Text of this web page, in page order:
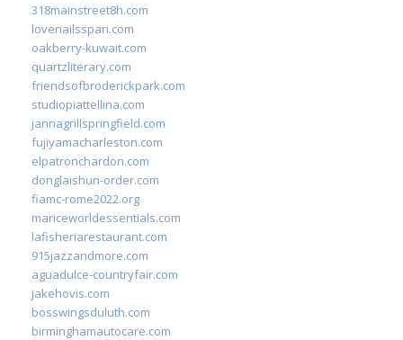
318mainstreet8h.com
lovenailsspari.com
oakberry-kuwait.com
quartzliterary.com
friendsofbroderickpark.com
studiopiattellina.com
jannagrillspringfield.com
fujiyamacharleston.com
elpatronchardon.com
donglaishun-order.com
fiamc-rome2022.org
mariceworldessentials.com
lafisheriarestaurant.com
915jazzandmore.com
aguadulce-countryfair.com
jakehovis.com
bosswingsduluth.com
birminghamautocare.com